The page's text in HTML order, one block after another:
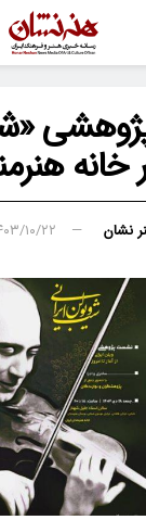
خانه
نشان ۱۴۰۳/۱۰/